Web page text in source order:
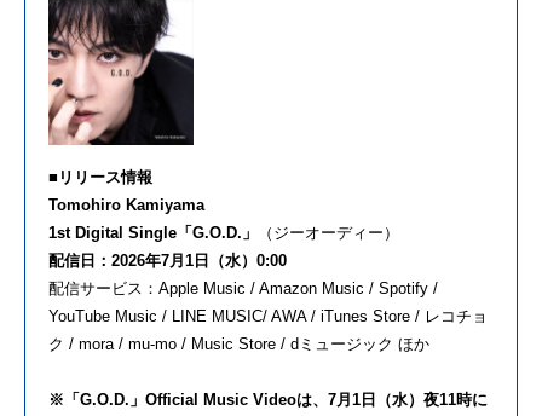
■リリース情報
Tomohiro Kamiyama
1st Digital Single「G.O.D.」
（ジーオーディー）
配信日：2026年7月1日（水）0:00
配信サービス：Apple Music / Amazon Music / Spotify /
YouTube Music / LINE MUSIC/ AWA / iTunes Store / レコチョ
ク / mora / mu-mo / Music Store / dミュージック ほか
※「G.O.D.」Official Music Videoは、7月1日（水）夜11時に